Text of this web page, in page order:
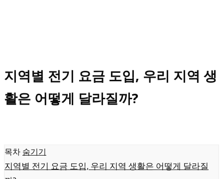
지역별 전기 요금 도입, 우리 지역 생
활은 어떻게 달라질까?
목차 숨기기
지역별 전기 요금 도입, 우리 지역 생활은 어떻게 달라질